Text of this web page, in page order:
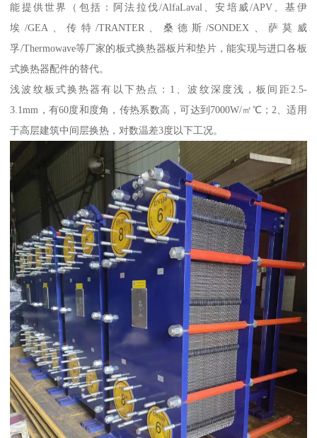
能提供世界（包括：阿法拉伐/AlfaLaval、安培威/APV、基伊
埃/GEA、传特/TRANTER、桑德斯/SONDEX、萨莫威
孚/Thermowave等厂家的板式换热器板片和垫片，能实现与进口各板
式换热器配件的替代。
浅波纹板式换热器有以下热点：1、波纹深度浅，板间距2.5-
3.1mm，有60度和度角，传热系数高，可达到7000W/㎡℃；2、适用
于高层建筑中间层换热，对数温差3度以下工况。